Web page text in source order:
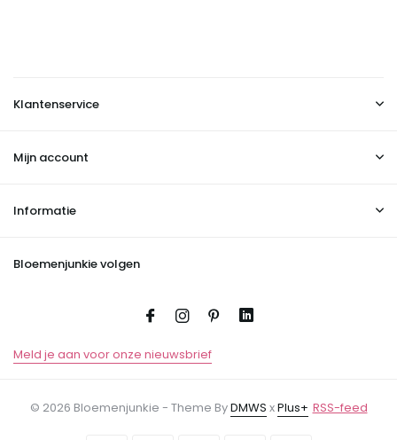
Klantenservice
Mijn account
Informatie
Bloemenjunkie volgen
Meld je aan voor onze nieuwsbrief
© 2026 Bloemenjunkie - Theme ByDMWS xPlus+ RSS-feed